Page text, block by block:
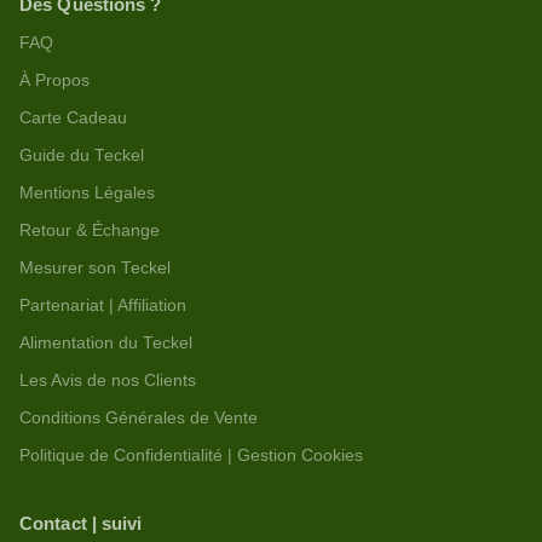
Des Questions ?
FAQ
À Propos
Carte Cadeau
Guide du Teckel
Mentions Légales
Retour & Échange
Mesurer son Teckel
Partenariat | Affiliation
Alimentation du Teckel
Les Avis de nos Clients
Conditions Générales de Vente
Politique de Confidentialité | Gestion Cookies
Contact | suivi